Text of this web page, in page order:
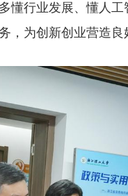
行业发展、懂人
，为创新创业营造良